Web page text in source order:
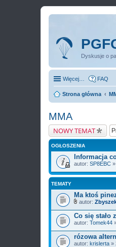
Dyskusje o
Więcej… FAQ
Strona główna
MMA
NOWY TEMAT
OGŁOSZENIA
Informacja
autor: SP8EBC
TEMATY
Ma ktoś
a
ł
ą
c
z
n
autor:
Co się stało
autor: Tomek44
rózowa
autor: krislerta »